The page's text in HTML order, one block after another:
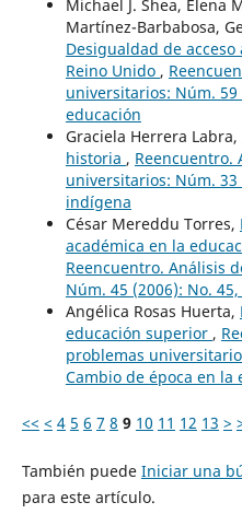
Michael J. Shea, Elena
Martínez-Barbabosa,
Desigualdad de
Reino Unido ,
universitarios: Núm. 59
educación
Graciela Herrera Labra,
historia , Reencuentro.
universitarios: Núm. 33
indígena
César Mereddu Torres,
académica en la
Reencuentro. Análisis
Núm. 45 (2006): No.
Angélica Rosas Huerta,
educación superior ,
problemas
Cambio de época en
<< < 4 5 6 7 8 9 10 11 12 13 >
También puede Iniciar una
para este artículo.